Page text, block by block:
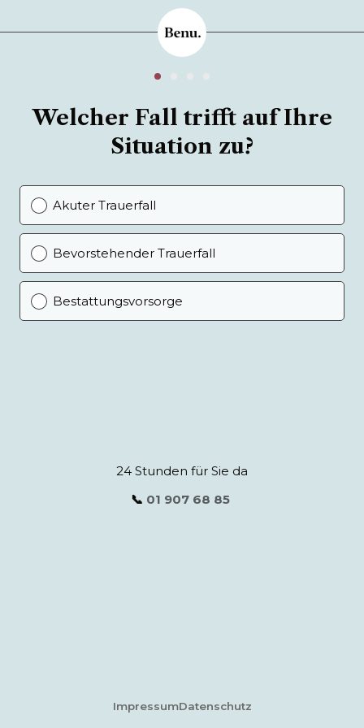
Welcher Fall trifft auf Ihre
Situation zu?
Akuter Trauerfall
Bevorstehender Trauerfall
Bestattungsvorsorge
24 Stunden für Sie da
📞 01 907 68 85
ImpressumDatenschutz